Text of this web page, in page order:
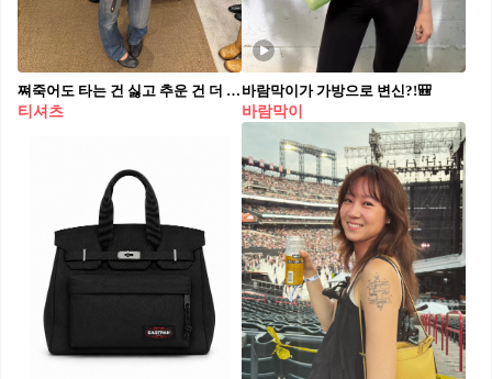
쪄죽어도 타는 건 싫고 추운 건 더 싫으니까
티셔츠
바람막이가 가방으로 변신?!🎒
바람막이